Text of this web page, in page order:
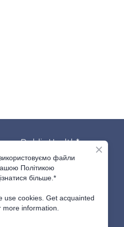
Public Health*
файли
Політикою
більше.*
use cookies. Get acquainted
information.